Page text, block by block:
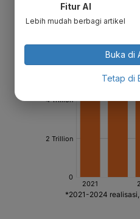
Fitur AI
Lebih mudah berbagi artikel
Buka di
Tetap di